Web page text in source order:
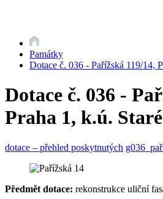
Památky
Dotace č. 036 - Pařížská 119/14,
Dotace č. 036 -
Praha 1, k.ú.
dotace – přehled poskytnutých
Předmět dotace: rekonstrukce uliční